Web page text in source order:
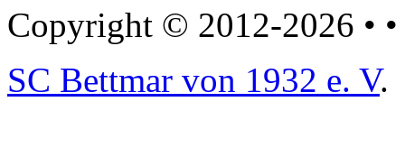
Copyright © 2012-2026 •
SC Bettmar von 1932 e. V.